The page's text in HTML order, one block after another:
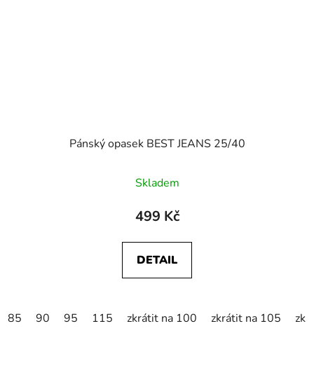
Pánský opasek BEST JEANS 25/40
Skladem
499 Kč
DETAIL
85 90 95 115 zkrátit na 100 zkrátit na 105